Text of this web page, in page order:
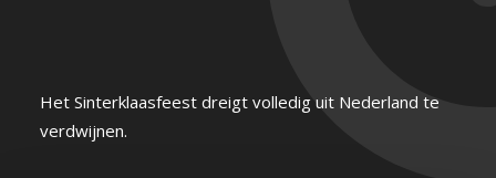
Het Sinterklaasfeest dreigt volledig uit Nederland te
verdwijnen.